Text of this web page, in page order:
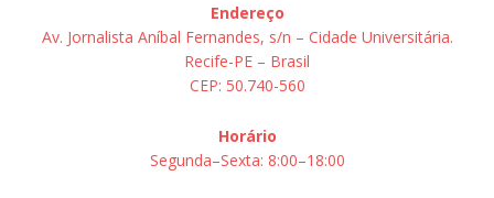
Endereço
Av. Jornalista Aníbal Fernandes, s/n – Cidade Universitária.
Recife-PE – Brasil
CEP: 50.740-560
Horário
Segunda–Sexta: 8:00–18:00